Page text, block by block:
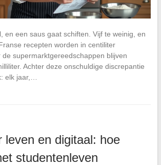
en een saus gaat schiften. Vijf te weinig, en
recepten worden in centiliter
supermarktgereedschappen blijven
Achter deze onschuldige discrepantie
elk jaar,…
leven en digitaal: hoe
studentenleven